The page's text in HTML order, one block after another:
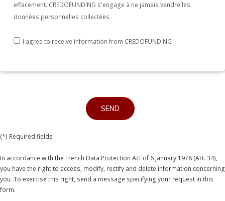
effacement. CREDOFUNDING s'engage à ne jamais vendre les
données personnelles collectées.
I agree to receive information from CREDOFUNDING
(*) Required fields
In accordance with the French Data Protection Act of 6 January 1978 (Art. 34),
you have the right to access, modify, rectify and delete information concerning
you. To exercise this right, send a message specifying your request in this
form.